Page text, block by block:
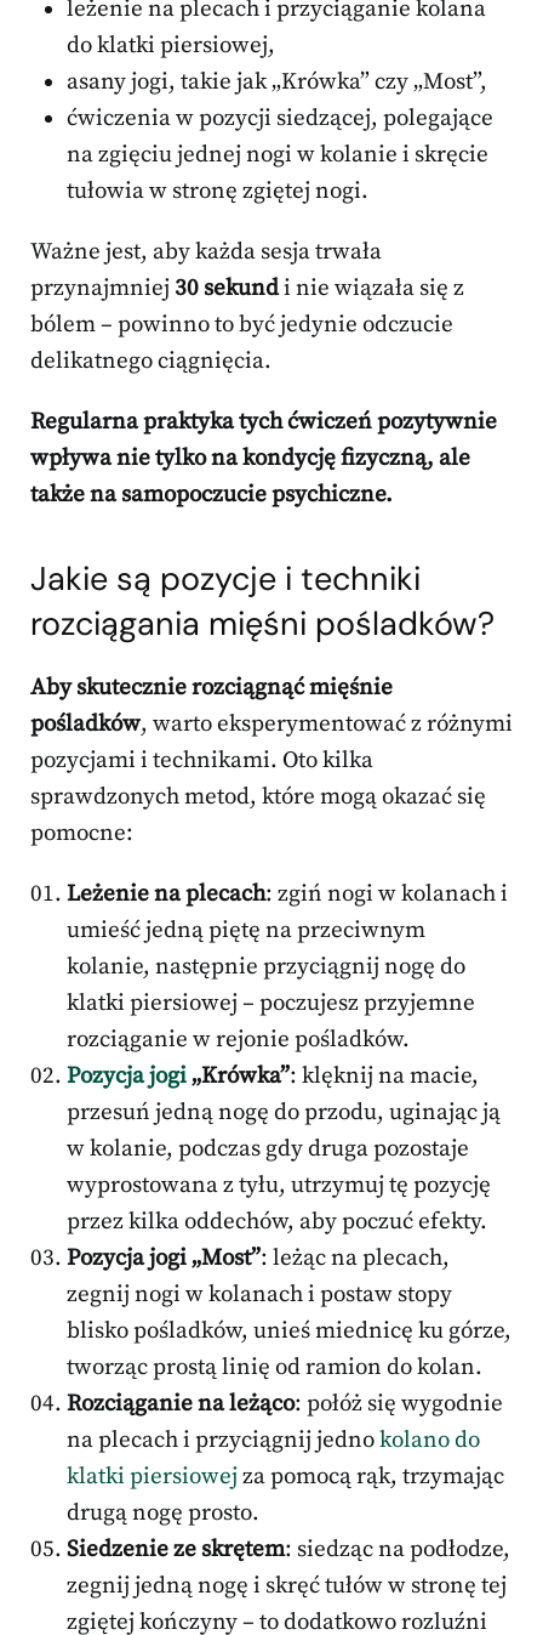
leżenie na plecach i przyciąganie kolana
do klatki piersiowej,
asany jogi, takie jak „Krówka” czy „Most”,
ćwiczenia w pozycji siedzącej, polegające
na zgięciu jednej nogi w kolanie i skręcie
tułowia w stronę zgiętej nogi.
Ważne jest, aby każda sesja trwała
przynajmniej 30 sekundi nie wiązała się z
bólem – powinno to być jedynie odczucie
delikatnego ciągnięcia.
Regularna praktyka tych ćwiczeń pozytywnie
wpływa nie tylko na kondycję fizyczną, ale
także na samopoczucie psychiczne.
Jakie są pozycje i techniki
rozciągania mięśni pośladków?
Aby skutecznie rozciągnąć mięśnie
pośladków, warto eksperymentować z różnymi
pozycjami i technikami. Oto kilka
sprawdzonych metod, które mogą okazać się
pomocne:
Leżenie na plecach: zgiń nogi w kolanach i
umieść jedną piętę na przeciwnym
kolanie, następnie przyciągnij nogę do
klatki piersiowej – poczujesz przyjemne
rozciąganie w rejonie pośladków.
Pozycja jogi „Krówka”: klęknij na macie,
przesuń jedną nogę do przodu, uginając ją
w kolanie, podczas gdy druga pozostaje
wyprostowana z tyłu, utrzymuj tę pozycję
przez kilka oddechów, aby poczuć efekty.
Pozycja jogi „Most”: leżąc na plecach,
zegnij nogi w kolanach i postaw stopy
blisko pośladków, unieś miednicę ku górze,
tworząc prostą linię od ramion do kolan.
Rozciąganie na leżąco: połóż się wygodnie
na plecach i przyciągnij jednokolano do
klatki piersiowejza pomocą rąk, trzymając
drugą nogę prosto.
Siedzenie ze skrętem: siedząc na podłodze,
zegnij jedną nogę i skręć tułów w stronę tej
zgiętej kończyny – to dodatkowo rozluźni